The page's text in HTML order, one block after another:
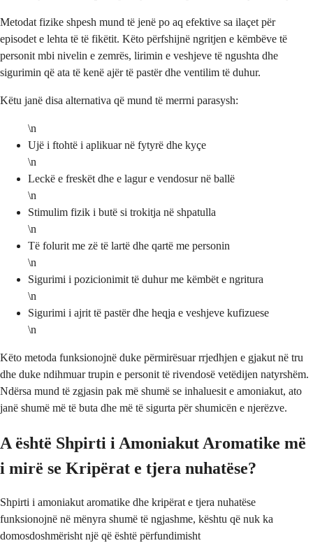
Metodat fizike shpesh mund të jenë po aq efektive sa ilaçet për
episodet e lehta të të fikëtit. Këto përfshijnë ngritjen e këmbëve të
personit mbi nivelin e zemrës, lirimin e veshjeve të ngushta dhe
sigurimin që ata të kenë ajër të pastër dhe ventilim të duhur.
Këtu janë disa alternativa që mund të merrni parasysh:
\n
Ujë i ftohtë i aplikuar në fytyrë dhe kyçe
\n
Leckë e freskët dhe e lagur e vendosur në ballë
\n
Stimulim fizik i butë si trokitja në shpatulla
\n
Të folurit me zë të lartë dhe qartë me personin
\n
Sigurimi i pozicionimit të duhur me këmbët e ngritura
\n
Sigurimi i ajrit të pastër dhe heqja e veshjeve kufizuese
\n
Këto metoda funksionojnë duke përmirësuar rrjedhjen e gjakut në tru
dhe duke ndihmuar trupin e personit të rivendosë vetëdijen natyrshëm.
Ndërsa mund të zgjasin pak më shumë se inhaluesit e amoniakut, ato
janë shumë më të buta dhe më të sigurta për shumicën e njerëzve.
A është Shpirti i Amoniakut Aromatike më
i mirë se Kripërat e tjera nuhatëse?
Shpirti i amoniakut aromatike dhe kripërat e tjera nuhatëse
funksionojnë në mënyra shumë të ngjashme, kështu që nuk ka
domosdoshmërisht një që është përfundimisht